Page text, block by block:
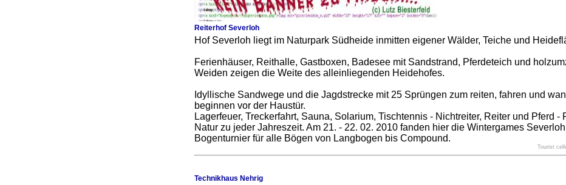
Reiterhof Severloh
Hof Severloh liegt im Naturpark Südheide inmitten eigener Wälder, Teiche und
Ferienhäuser, Reithalle, Gastboxen, Badesee mit Sandstrand, Pferdeteich und
Weiden zeigen die Weite des alleinliegenden Heidehofes.
Idyllische Sandwege und die Jagdstrecke mit 25 Sprüngen zum reiten, fahren und
beginnen vor der Haustür.
Lagerfeuer, Treckerfahrt, Sauna, Solarium, Tischtennis - Nichtreiter, Reiter und Pferd -
Natur zu jeder Jahreszeit. Am 21. - 22. 02. 2010 fanden hier die Wintergames
Bogenturnier für alle Bögen von Langbogen bis Compound.
Tourist
Technikhaus Nehrig